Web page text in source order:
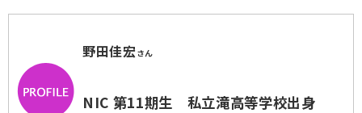
野田佳宏 さん
NIC 第11期生 私立滝高等学校出身